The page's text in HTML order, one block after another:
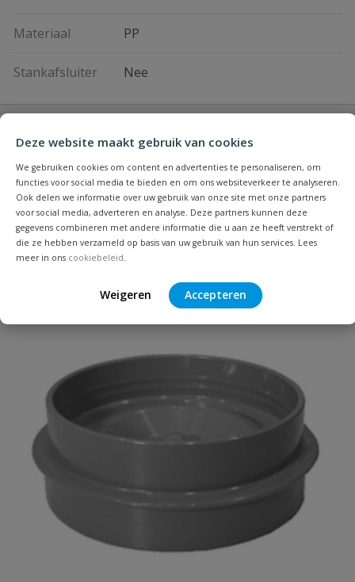
Deze website maakt gebruik van cookies
We gebruiken cookies om content en advertenties te personaliseren, om
functies voor social media te bieden en om ons websiteverkeer te analyseren.
Ook delen we informatie over uw gebruik van onze site met onze partners
voor social media, adverteren en analyse. Deze partners kunnen deze
gegevens combineren met andere informatie die u aan ze heeft verstrekt of
die ze hebben verzameld op basis van uw gebruik van hun services. Lees
meer in ons cookiebeleid.
Weigeren Accepteren
Materiaal PP
Stankafsluiter Nee
Heb je zelf ook een vraag over
dit product?
Stel jouw
vraag
Beoordelingen
Schrijf zelf een beoordeling
Naam
Beoordeling
Bijpassende producten